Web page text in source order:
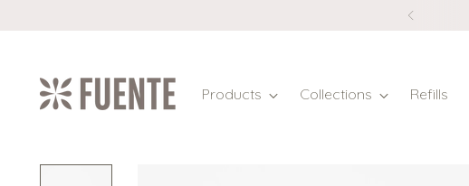
Products Collections Refills